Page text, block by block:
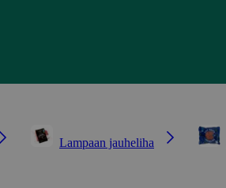
Lampaan jauheliha